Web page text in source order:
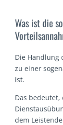
Was ist die
Die Handlung
zu einer
ist.
Das
dem